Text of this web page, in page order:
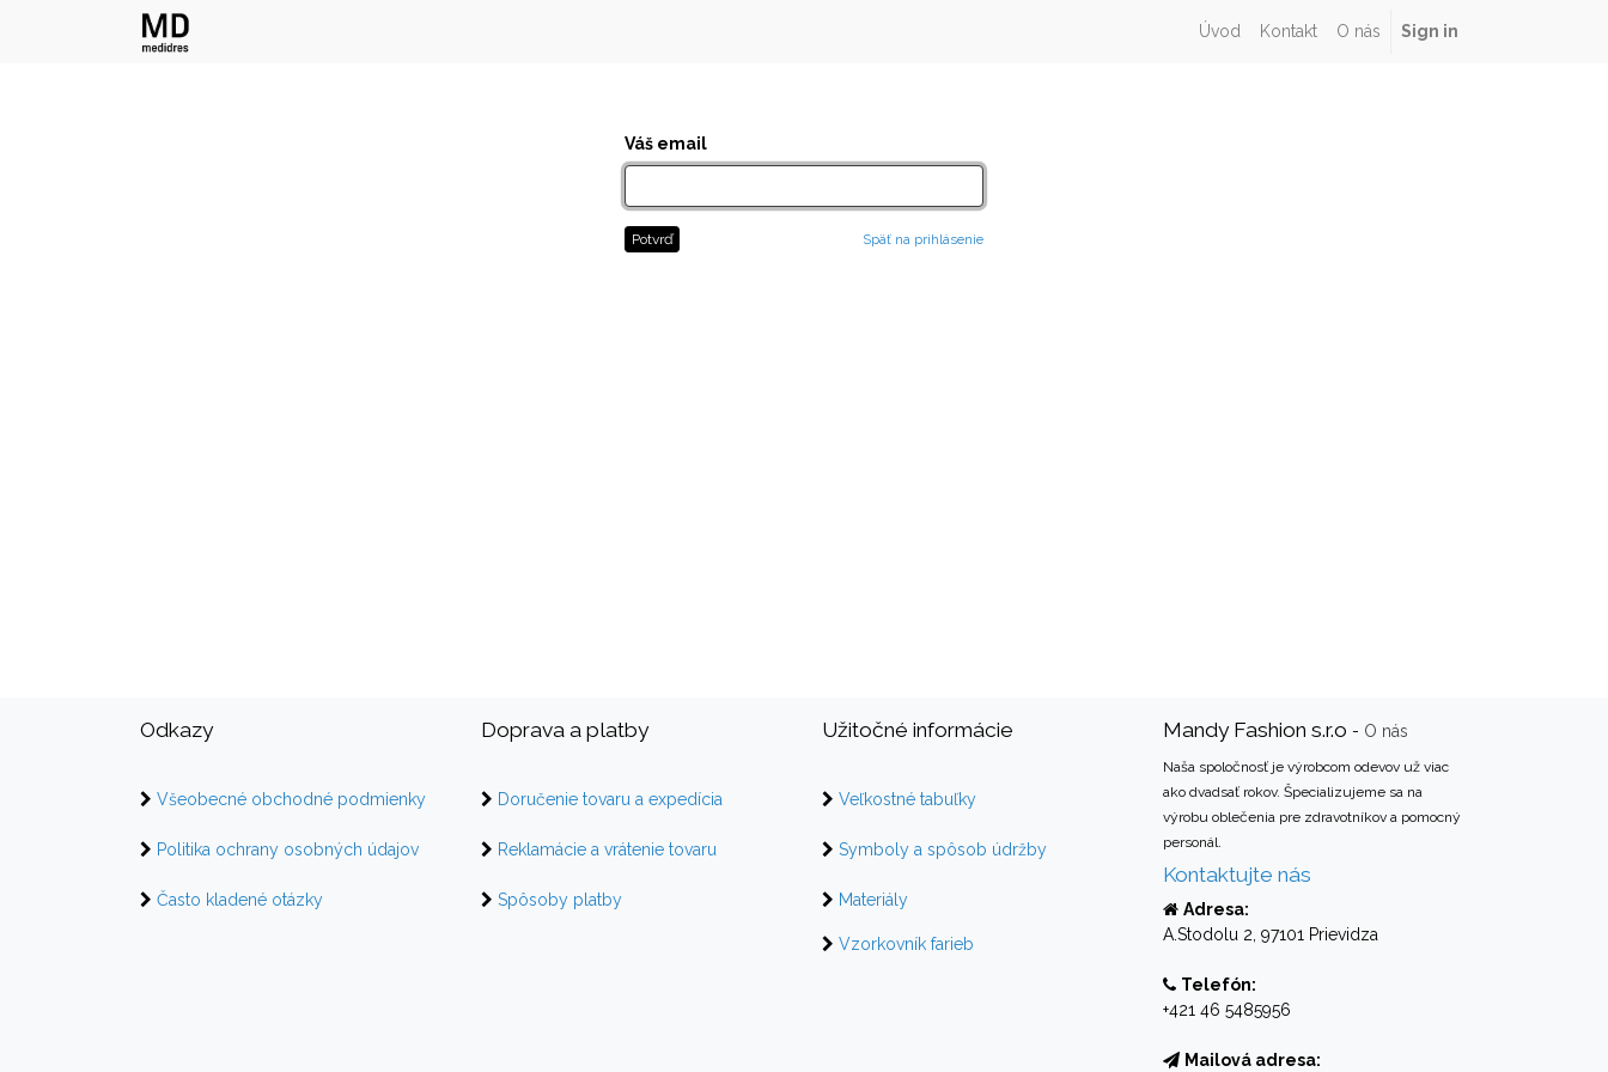
Úvod Kontakt O nás Sign in
Váš email
Potvrď Späť na prihlásenie
Odkazy
Všeobecné obchodné podmienky
Politika ochrany osobných údajov
Často kladené otázky
Doprava a platby
Doručenie tovaru a expedícia
Reklamácie a vrátenie tovaru
Spôsoby platby
Užitočné informácie
Veľkostné tabuľky
Symboly a spôsob údržby
Materiály
Vzorkovník farieb
Mandy Fashion s.r.o - O nás
Naša spoločnosť je výrobcom odevov už viac
ako dvadsať rokov. Špecializujeme sa na
výrobu oblečenia pre zdravotníkov a pomocný
personál.
Kontaktujte nás
Adresa:
A.Stodolu 2, 97101 Prievidza
Telefón:
+421 46 5485956
Mailová adresa: